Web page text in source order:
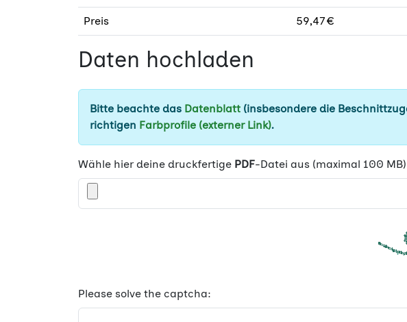
Preis 59,47 €
Daten hochladen
Bitte beachte das Datenblatt (insbesondere die
richtigen Farbprofile (externer Link).
Wähle hier deine druckfertige PDF-Datei aus (maximal 100
Please solve the captcha: